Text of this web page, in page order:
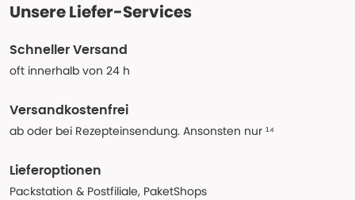
Unsere Liefer-Services
Schneller Versand
oft innerhalb von 24 h
Versandkostenfrei
ab oder bei Rezepteinsendung. Ansonsten nur ¹⁴
Lieferoptionen
Packstation & Postfiliale, PaketShops